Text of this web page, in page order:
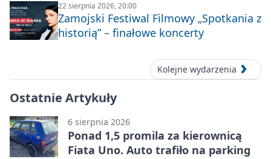
22 sierpnia 2026, 20:00
Zamojski Festiwal Filmowy „Spotkania z
historią” – finałowe koncerty
Kolejne wydarzenia
Ostatnie Artykuły
6 sierpnia 2026
Ponad 1,5 promila za kierownicą
Fiata Uno. Auto trafiło na parking